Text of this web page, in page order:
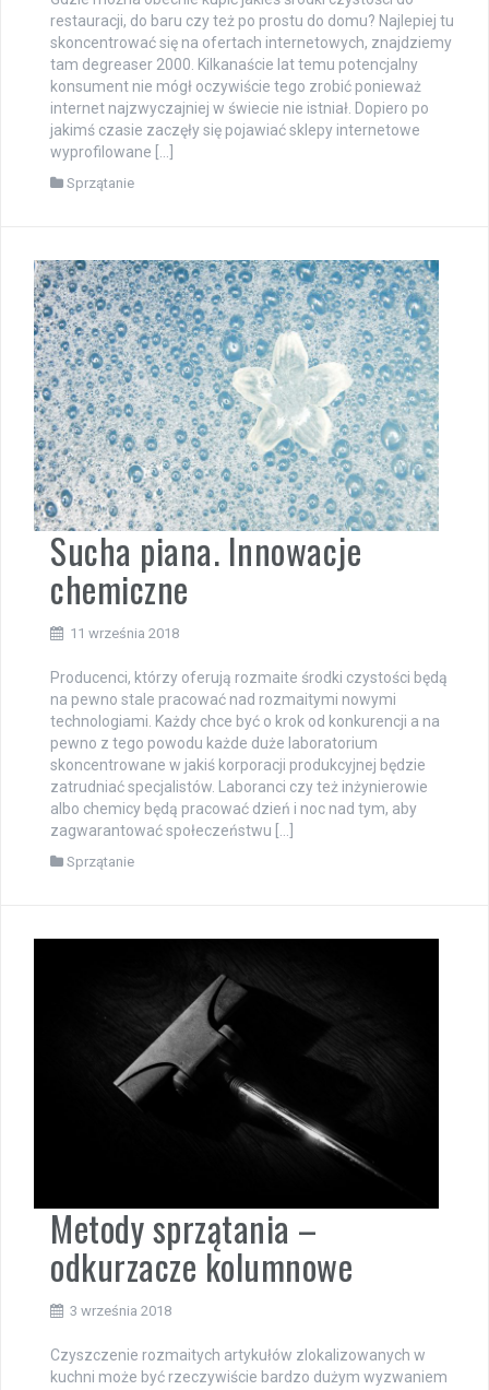
restauracji, do baru czy też po prostu do domu? Najlepiej tu
skoncentrować się na ofertach internetowych, znajdziemy
tam degreaser 2000. Kilkanaście lat temu potencjalny
konsument nie mógł oczywiście tego zrobić ponieważ
internet najzwyczajniej w świecie nie istniał. Dopiero po
jakimś czasie zaczęły się pojawiać sklepy internetowe
wyprofilowane […]
Sprzątanie
Sucha piana. Innowacje
chemiczne
11 września 2018
Producenci, którzy oferują rozmaite środki czystości będą
na pewno stale pracować nad rozmaitymi nowymi
technologiami. Każdy chce być o krok od konkurencji a na
pewno z tego powodu każde duże laboratorium
skoncentrowane w jakiś korporacji produkcyjnej będzie
zatrudniać specjalistów. Laboranci czy też inżynierowie
albo chemicy będą pracować dzień i noc nad tym, aby
zagwarantować społeczeństwu […]
Sprzątanie
Metody sprzątania –
odkurzacze kolumnowe
3 września 2018
Czyszczenie rozmaitych artykułów zlokalizowanych w
kuchni może być rzeczywiście bardzo dużym wyzwaniem